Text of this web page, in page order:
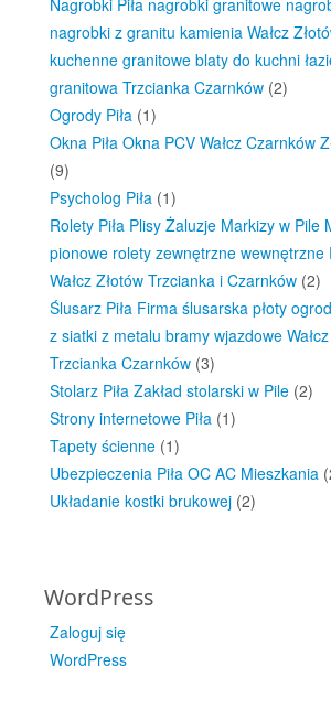
nagrobki z granitu kamienia Wałcz
kuchenne granitowe blaty do kuchni
granitowa Trzcianka Czarnków (2)
Ogrody Piła (1)
Okna Piła Okna PCV Wałcz Czarnków
(9)
Psycholog Piła (1)
Rolety Piła Plisy Żaluzje Markizy w Pile
pionowe rolety zewnętrzne wewnętrzne
Wałcz Złotów Trzcianka i Czarnków (2)
Ślusarz Piła Firma ślusarska płoty
z siatki z metalu bramy wjazdowe
Trzcianka Czarnków (3)
Stolarz Piła Zakład stolarski w Pile (2)
Strony internetowe Piła (1)
Tapety ścienne (1)
Ubezpieczenia Piła OC AC Mieszkania
Układanie kostki brukowej (2)
WordPress
Zaloguj się
WordPress